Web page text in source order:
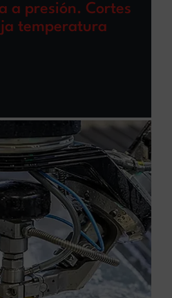
a presión. Cortes
temperatura